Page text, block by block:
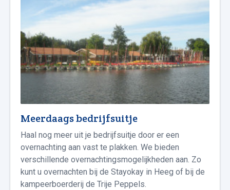
Meerdaags bedrijfsuitje
Haal nog meer uit je bedrijfsuitje door er een
overnachting aan vast te plakken. We bieden
verschillende overnachtingsmogelijkheden aan. Zo
kunt u overnachten bij de Stayokay in Heeg of bij de
kampeerboerderij de Trije Peppels.